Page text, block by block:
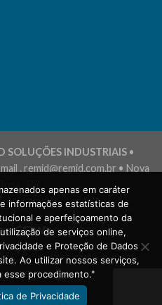
SOLUÇÕES INDUSTRIAIS•
. remid@remid.com.br • Nova
. PR
TERMOS E CONDIÇÕES DE USO
apenas em caráter
informações estatísticas de
e aperfeiçoamento da
de serviços online,
e Proteção de Dados
Ao utilizar nossos serviços,
esse procedimento."
de Privacidade